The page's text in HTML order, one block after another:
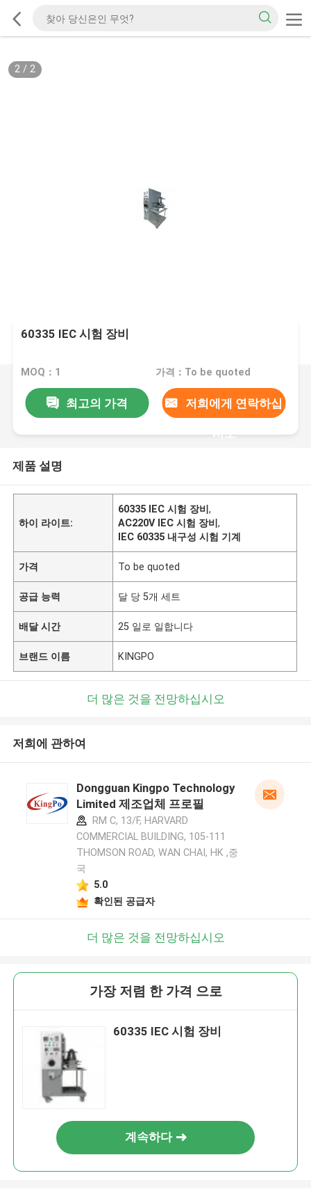
2/ 2
60335 IEC 시험 장비
MOQ：1 가격：To be quoted
최고의 가격 저희에게 연락하십
시오
제품 설명
하이 라이트:
60335 IEC 시험 장비,
AC220V IEC 시험 장비,
IEC 60335 내구성 시험 기계
가격 To be quoted
공급 능력 달 당 5개 세트
배달 시간 25 일로 일합니다
브랜드 이름 KINGPO
더 많은 것을 전망하십시오
저희에 관하여
Dongguan Kingpo Technology
Limited 제조업체 프로필
RM C, 13/F, HARVARD
COMMERCIAL BUILDING, 105-111
THOMSON ROAD, WAN CHAI, HK ,중
국
5.0
확인된 공급자
더 많은 것을 전망하십시오
가장 저렴 한 가격 으로
60335 IEC 시험 장비
계속하다